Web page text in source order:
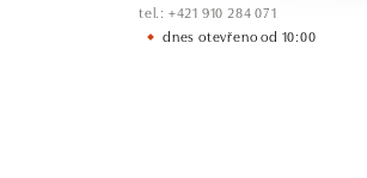
tel.: +421 910 284 071
dnes otevřeno od 10:00